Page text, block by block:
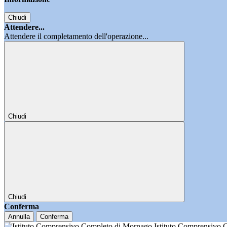
Chiudi
Attendere...
Attendere il completamento dell'operazione...
Chiudi
Chiudi
Conferma
Annulla Conferma